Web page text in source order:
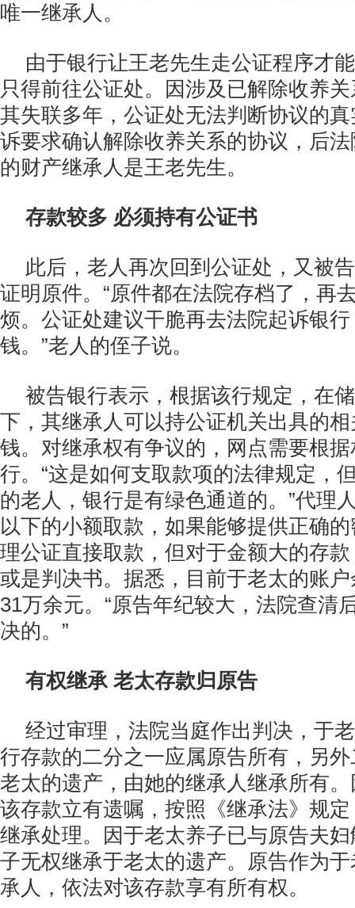
唯一继承人。
由于银行让王老先生走公证程序才
只得前往公证处。因涉及已解除收养
其失联多年，公证处无法判断协议的
诉要求确认解除收养关系的协议，后
的财产继承人是王老先生。
存款较多 必须持有公证书
此后，老人再次回到公证处，又被
证明原件。“原件都在法院存档了，再
烦。公证处建议干脆再去法院起诉银
钱。”老人的侄子说。
被告银行表示，根据该行规定，在
下，其继承人可以持公证机关出具的
钱。对继承权有争议的，网点需要根
行。“这是如何支取款项的法律规定，
的老人，银行是有绿色通道的。”代理
以下的小额取款，如果能够提供正确
理公证直接取款，但对于金额大的存
或是判决书。据悉，目前于老太的账
31万余元。“原告年纪较大，法院查清
决的。”
有权继承 老太存款归原告
经过审理，法院当庭作出判决，于
行存款的二分之一应属原告所有，另
老太的遗产，由她的继承人继承所有
该存款立有遗嘱，按照《继承法》规
继承处理。因于老太养子已与原告夫
子无权继承于老太的遗产。原告作为
承人，依法对该存款享有所有权。